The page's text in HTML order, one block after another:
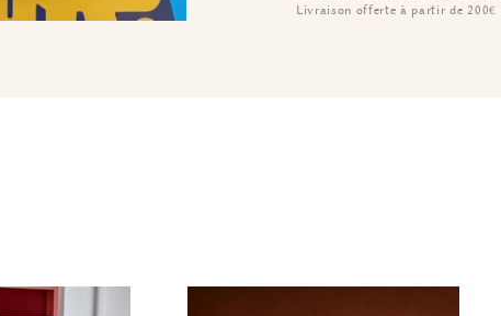
Livraison offerte à partir de 200€